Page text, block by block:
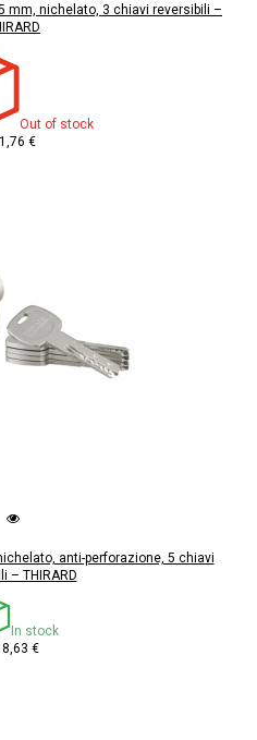
mm, nichelato, 3 chiavi reversibili –
Out of stock
€
anti-perforazione, 5 chiavi
– THIRARD
In stock
€